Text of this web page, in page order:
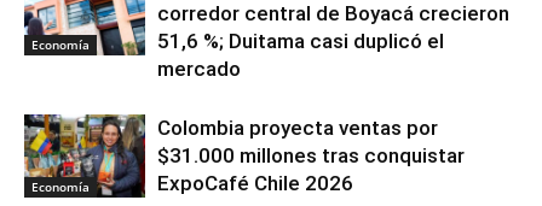
Economía
corredor central de Boyacá crecieron
51,6 %; Duitama casi duplicó el
mercado
Economía
Colombia proyecta ventas por
$31.000 millones tras conquistar
ExpoCafé Chile 2026